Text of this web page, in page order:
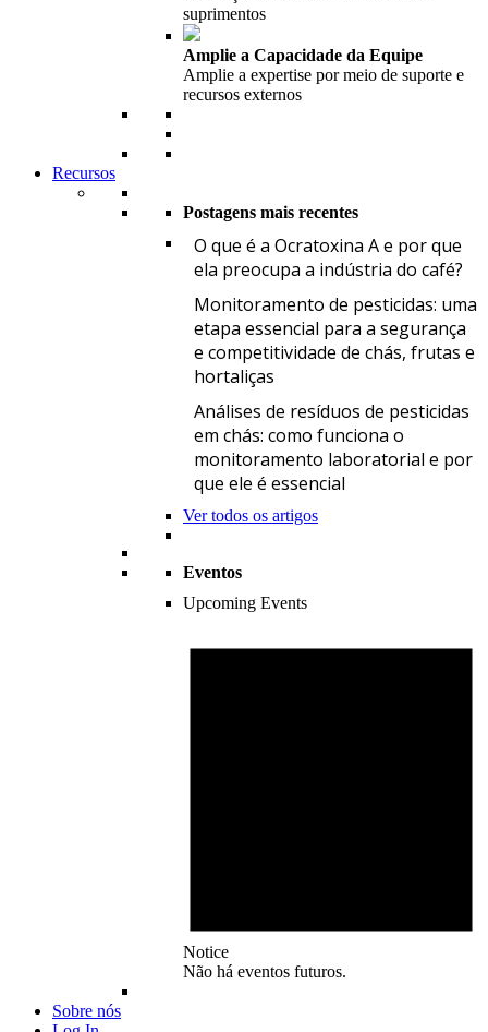
suprimentos
Amplie a Capacidade da Equipe
Amplie a expertise por meio de suporte e
recursos externos
Recursos
Postagens mais recentes
O que é a Ocratoxina A e por que
ela preocupa a indústria do café?
Monitoramento de pesticidas: uma
etapa essencial para a segurança
e competitividade de chás, frutas e
hortaliças
Análises de resíduos de pesticidas
em chás: como funciona o
monitoramento laboratorial e por
que ele é essencial
Ver todos os artigos
Eventos
Upcoming Events
Notice
Não há eventos futuros.
Sobre nós